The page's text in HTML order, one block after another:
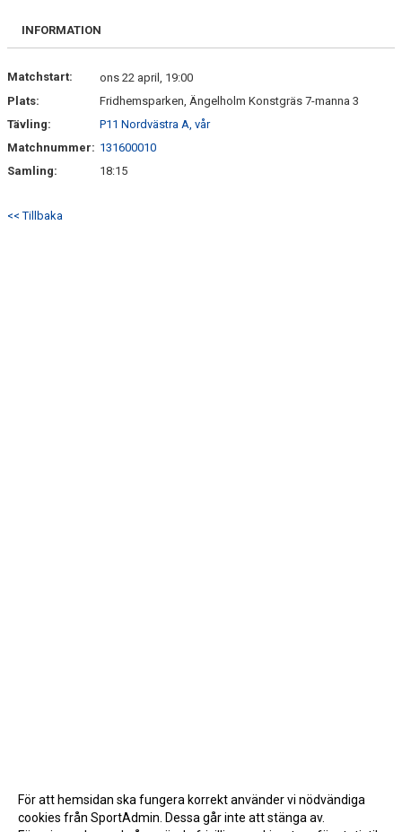
INFORMATION
Matchstart:
ons 22 april, 19:00
Plats:
Fridhemsparken, Ängelholm Konstgräs 7-manna 3
Tävling:
P11 Nordvästra A, vår
Matchnummer: 131600010
Samling:
18:15
<< Tillbaka
För att hemsidan ska fungera korrekt använder vi nödvändiga
cookies från SportAdmin. Dessa går inte att stänga av.